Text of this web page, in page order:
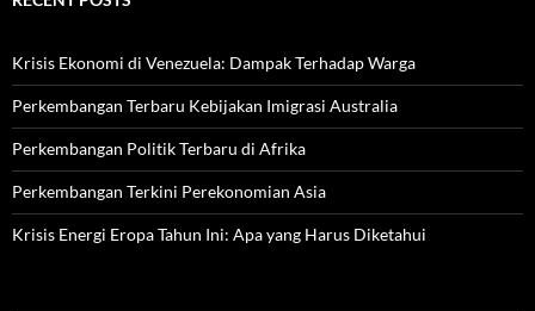
Krisis Ekonomi di Venezuela: Dampak Terhadap Warga
Perkembangan Terbaru Kebijakan Imigrasi Australia
Perkembangan Politik Terbaru di Afrika
Perkembangan Terkini Perekonomian Asia
Krisis Energi Eropa Tahun Ini: Apa yang Harus Diketahui